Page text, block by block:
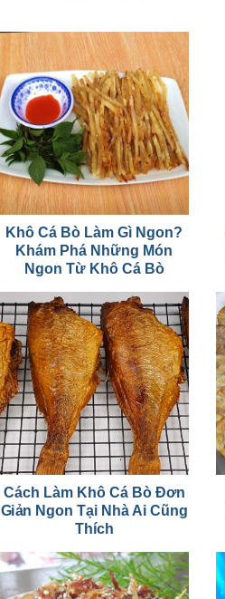
Khô Cá Bò Làm Gì Ngon?
Khám Phá Những Món
Ngon Từ Khô Cá Bò
Cách Làm Khô Cá Bò Đơn
Giản Ngon Tại Nhà Ai Cũng
Thích